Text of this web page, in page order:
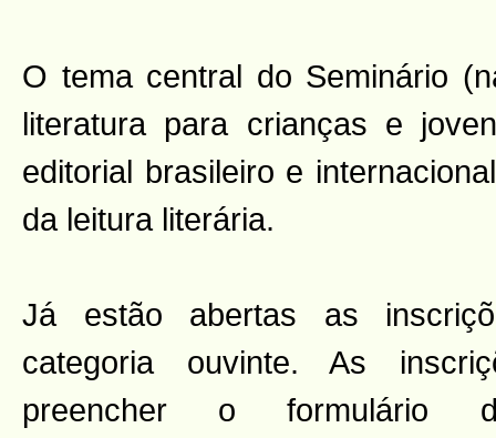
O tema central do Seminário
literatura para crianças e
editorial brasileiro e
da leitura literária.
Já estão abertas as
categoria ouvinte. As
preencher o formulário